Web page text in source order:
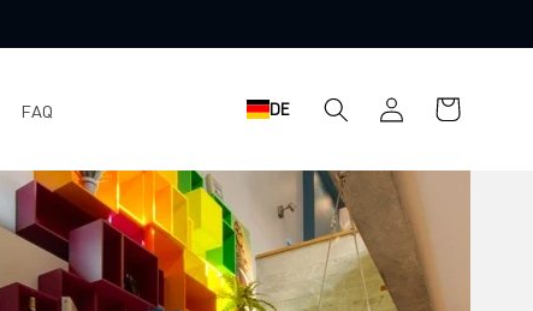
FAQ DE EinloggenWarenkorb